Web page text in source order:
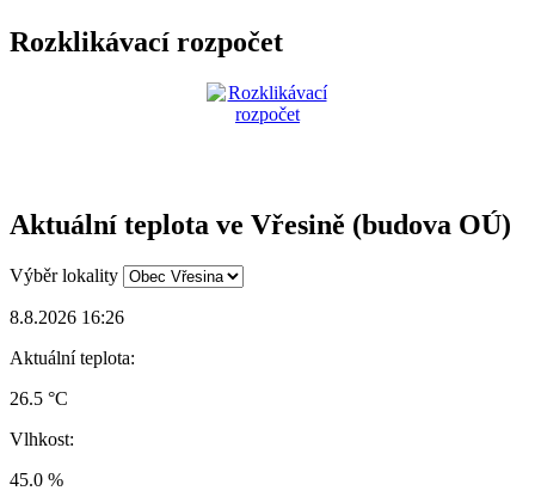
Rozklikávací rozpočet
Aktuální teplota ve Vřesině (budova OÚ)
Výběr lokality
8.8.2026 16:26
Aktuální teplota:
26.5 °C
Vlhkost:
45.0 %